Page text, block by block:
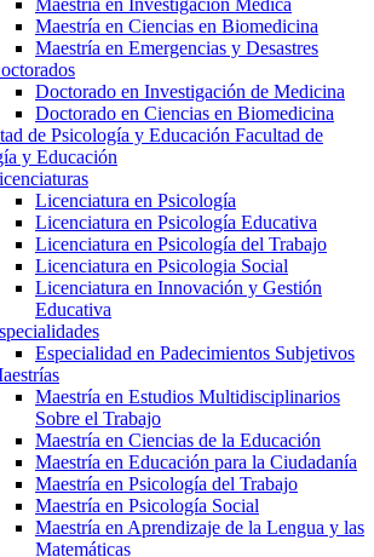
Maestría en Investigación Médica
Maestría en Ciencias en Biomedicina
Maestría en Emergencias y Desastres
Doctorado en Investigación de Medicina
Doctorado en Ciencias en Biomedicina
Facultad de
y Educación
Licenciatura en Psicología
Licenciatura en Psicología Educativa
Licenciatura en Psicología del Trabajo
Licenciatura en Psicologia Social
Licenciatura en Innovación y Gestión
Educativa
Especialidad en Padecimientos Subjetivos
Maestría en Estudios Multidisciplinarios
Sobre el Trabajo
Maestría en Ciencias de la Educación
Maestría en Educación para la Ciudadanía
Maestría en Psicología del Trabajo
Maestría en Psicología Social
Maestría en Aprendizaje de la Lengua y las
Matemáticas